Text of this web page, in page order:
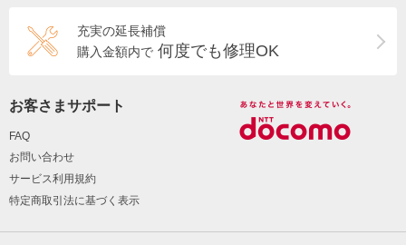
充実の延長補償
購入金額内で 何度でも修理OK
お客さまサポート
FAQ
お問い合わせ
サービス利用規約
特定商取引法に基づく表示